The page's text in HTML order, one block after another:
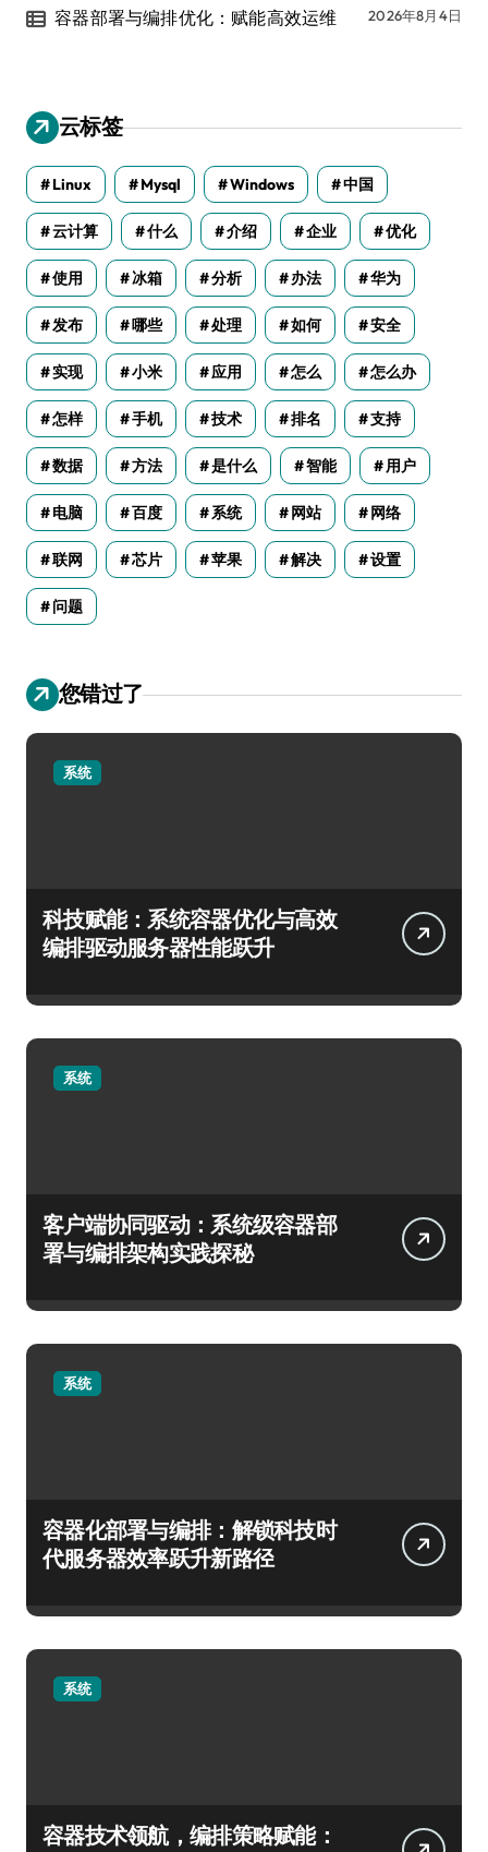
容器部署与编排优化：赋能高效运维 2026年8月4日
云标签
Linux Mysql Windows 中国
云计算 什么 介绍 企业 优化
使用 冰箱 分析 办法 华为
发布 哪些 处理 如何 安全
实现 小米 应用 怎么 怎么办
怎样 手机 技术 排名 支持
数据 方法 是什么 智能 用户
电脑 百度 系统 网站 网络
联网 芯片 苹果 解决 设置
问题
您错过了
系统
科技赋能：系统容器优化与高效
编排驱动服务器性能跃升
系统
客户端协同驱动：系统级容器部
署与编排架构实践探秘
系统
容器化部署与编排：解锁科技时
代服务器效率跃升新路径
系统
容器技术领航，编排策略赋能：